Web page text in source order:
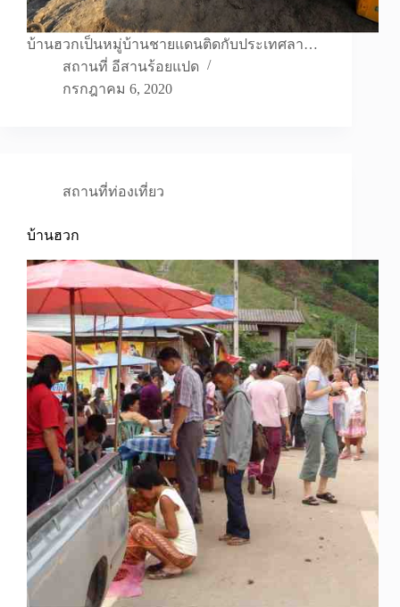
บ้านฮวกเป็นหมู่บ้านชายแดนติดกับประเทศลา…
สถานที่ อีสานร้อยแปด
กรกฎาคม 6, 2020
สถานที่ท่องเที่ยว
บ้านฮวก